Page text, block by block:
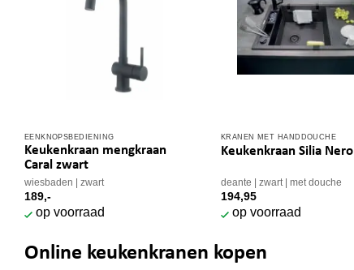
EENKNOPSBEDIENING
Keukenkraan mengkraan
Caral zwart
wiesbaden zwart
189,-
op voorraad
KRANEN MET HANDDOUCHE
Keukenkraan Silia Nero
deante zwart met douche
194,95
op voorraad
Online keukenkranen kopen